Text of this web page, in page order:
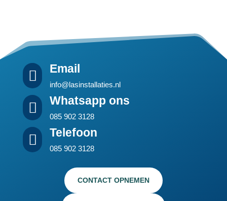
 Email
info@lasinstallaties.nl
 Whatsapp ons
085 902 3128
 Telefoon
085 902 3128
CONTACT OPNEMEN